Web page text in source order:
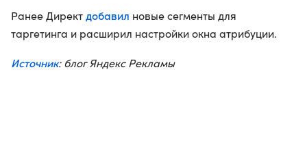
Ранее Директдобавил новые сегменты для
таргетинга и расширил настройки окна атрибуции.
Источник: блог Яндекс Рекламы